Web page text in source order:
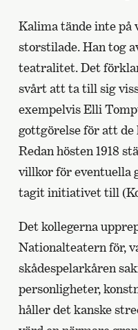
Kalima tände inte på
storstilade. Han tog
teatralitet. Det
svårt att ta till sig
exempelvis Elli
gottgörelse för att de
Redan hösten 1918
villkor för eventuella
tagit initiativet till
Det kollegerna
Nationalteatern för,
skådespelarkåren
personligheter,
håller det kanske